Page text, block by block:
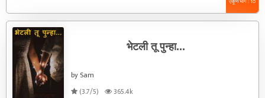
भेटली तू पुन्हा...
by Sam
(3.7/5)
365.4k